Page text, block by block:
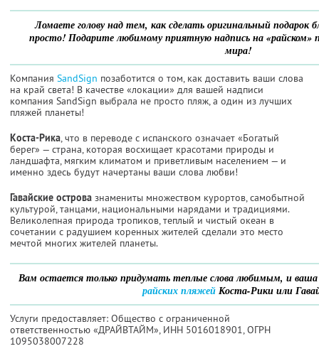
Ломаете голову над тем, как сделать оригинальный подарок
просто! Подарите любимому приятную надпись на «райском»
мира!
Компания SandSign позаботится о том, как доставить ваши слова
на край света! В качестве «локации» для вашей надписи
компания SandSign выбрала не просто пляж, а один из лучших
пляжей планеты!
Коста-Рика, что в переводе с испанского означает «Богатый
берег» — страна, которая восхищает красотами природы и
ландшафта, мягким климатом и приветливым населением — и
именно здесь будут начертаны ваши слова любви!
Гавайcкие острова знамениты множеством курортов, самобытной
культурой, танцами, национальными нарядами и традициями.
Великолепная природа тропиков, теплый и чистый океан в
сочетании с радушием коренных жителей сделали это место
мечтой многих жителей планеты.
Вам остается только придумать теплые слова любимым, и ваша
райских пляжей Коста-Рики или
Услуги предоставляет: Общество с ограниченной
ответственностью «ДРАЙВТАЙМ», ИНН 5016018901, ОГРН
1095038007228